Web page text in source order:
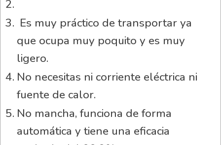
Es muy práctico de transportar ya
que ocupa muy poquito y es muy
ligero.
No necesitas ni corriente eléctrica ni
fuente de calor.
No mancha, funciona de forma
automática y tiene una eficacia